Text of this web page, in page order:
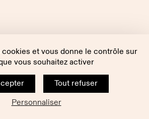
et vous donne le contrôle sur
vous souhaitez activer
Tout refuser
Personnaliser